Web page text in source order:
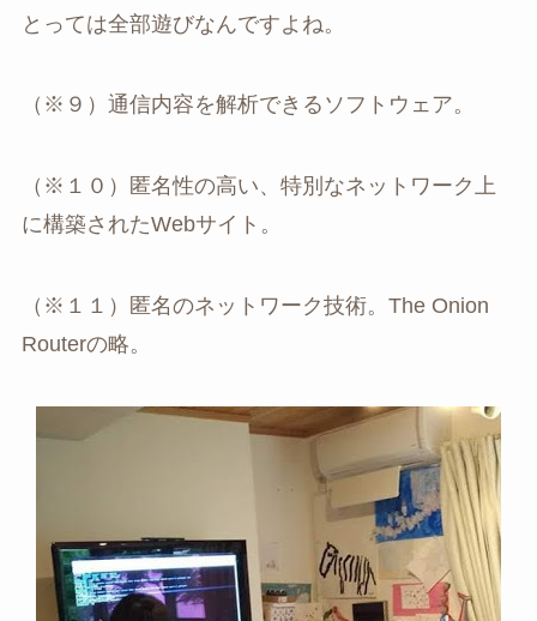
とっては全部遊びなんですよね。
（※９）通信内容を解析できるソフトウェア。
（※１０）匿名性の高い、特別なネットワーク上
に構築されたWebサイト。
（※１１）匿名のネットワーク技術。The Onion
Routerの略。